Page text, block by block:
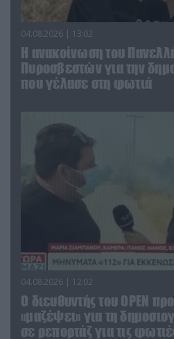
04.08.2026 | 13:02
Η ανακοίνωση του
Πυροσβεστών για την
που γέλασε στη φωτιά
04.08.2026 | 12:02
O διευθυντής του OPEN
«μαζέψει» για τη
σε ρεπορτάζ για τις